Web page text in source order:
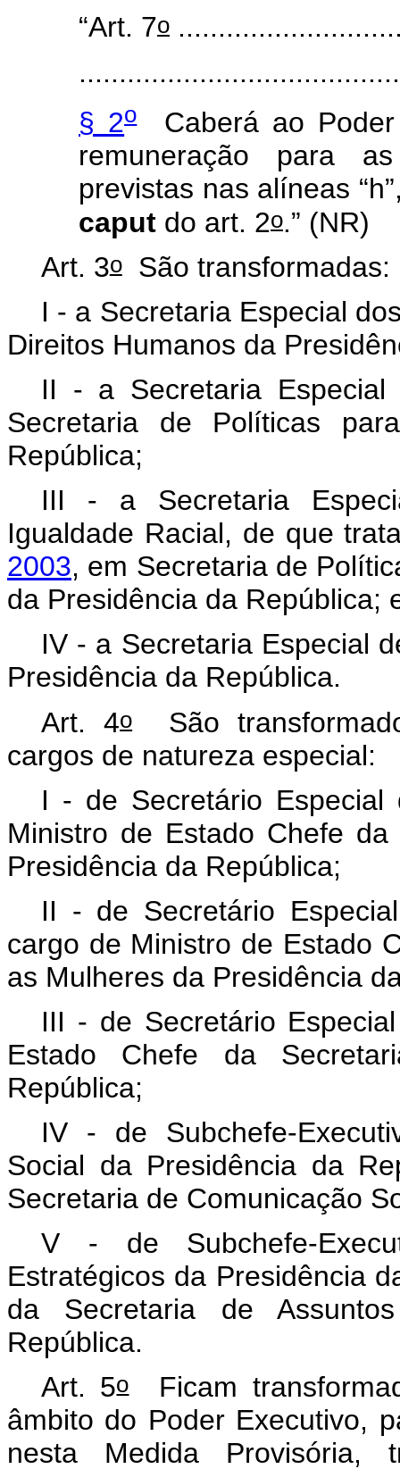
“Art. 7o
§ 2oCaberá ao Poder
remuneração para
previstas nas alíneas
caput do art. 2o.” (NR)
Art. 3oSão transformadas:
I - a Secretaria Especial
Direitos Humanos da
II - a Secretaria
Secretaria de Políticas
República;
III - a Secretaria
Igualdade Racial, de que
2003, em Secretaria de
da Presidência da República;
IV - a Secretaria Especial
Presidência da República.
Art. 4oSão
cargos de natureza especial:
I - de Secretário
Ministro de Estado Chefe
Presidência da República;
II - de Secretário
cargo de Ministro de Estado
as Mulheres da Presidência
III - de Secretário
Estado Chefe da
República;
IV - de Subchefe-
Social da Presidência da
Secretaria de Comunicação
V - de Subchefe-
Estratégicos da Presidência
da Secretaria de
República.
Art. 5oFicam
âmbito do Poder Executivo,
nesta Medida Provisória,